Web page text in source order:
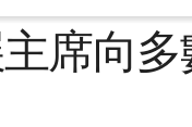
席向